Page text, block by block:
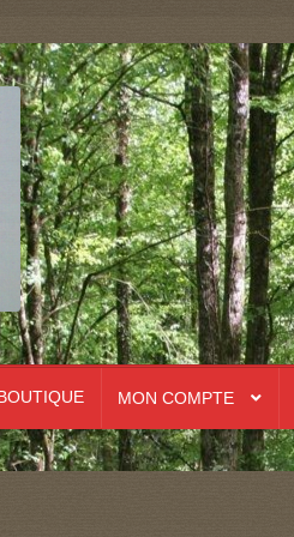
BOUTIQUE MON COMPTE